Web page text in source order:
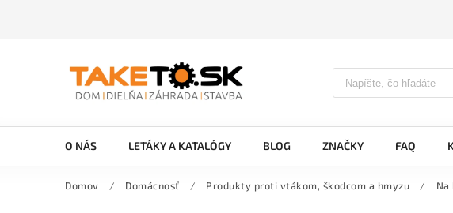
O NÁS LETÁKY A KATALÓGY BLOG ZNAČKY FAQ
Domov / Domácnosť / Produkty proti vtákom, škodcom a hmyzu /